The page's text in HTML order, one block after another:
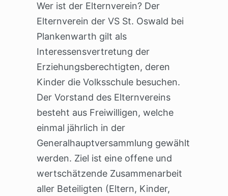
Wer ist der Elternverein? Der
Elternverein der VS St. Oswald bei
Plankenwarth gilt als
Interessensvertretung der
Erziehungsberechtigten, deren
Kinder die Volksschule besuchen.
Der Vorstand des Elternvereins
besteht aus Freiwilligen, welche
einmal jährlich in der
Generalhauptversammlung gewählt
werden. Ziel ist eine offene und
wertschätzende Zusammenarbeit
aller Beteiligten (Eltern, Kinder,